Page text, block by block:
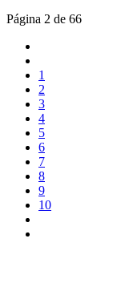
Página 2 de 66
1
2
3
4
5
6
7
8
9
10